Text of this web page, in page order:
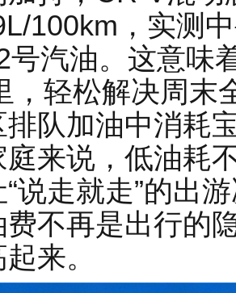
100km，实测
号汽油。这意味
，轻松解决周末
队加油中消耗
来说，低油耗
说走就走”的出
费不再是出行的
来。